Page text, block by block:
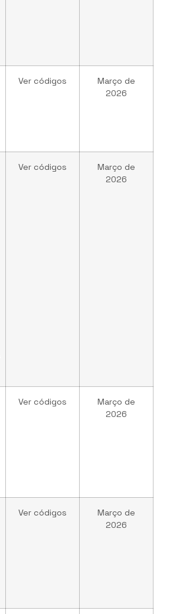
Ver códigos
Março de
2026
Ver códigos
Março de
2026
Ver códigos
Março de
2026
Ver códigos
Março de
2026